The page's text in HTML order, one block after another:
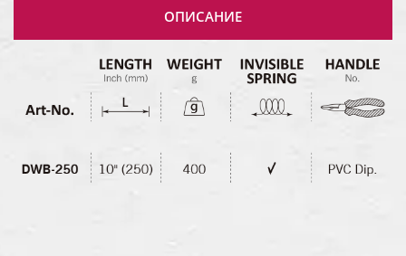
ОПИСАНИЕ